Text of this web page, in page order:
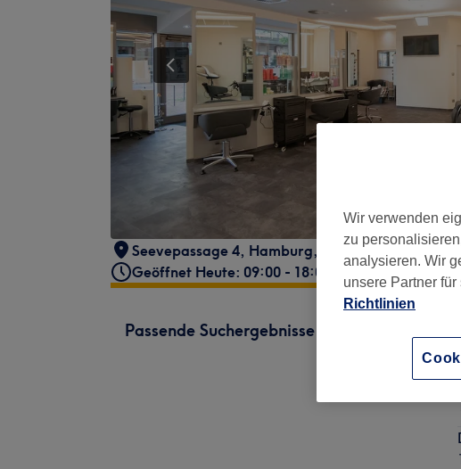
Seevepassage 4, Hamburg, Harburg, 21073
Geöffnet Heute: 09:00 - 18:00
Passende Suchergebnisse
Wir verwenden
zu
analysieren. Wir
unsere Partner
Richtlinien